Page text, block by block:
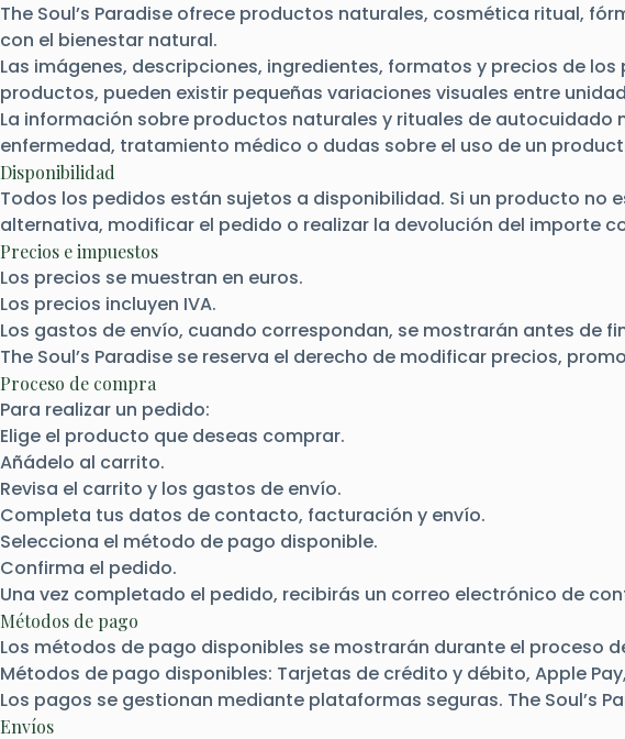
The Soul’s Paradise ofrece productos naturales, cosmética ritual,
con el bienestar natural.
Las imágenes, descripciones, ingredientes, formatos y precios de
productos, pueden existir pequeñas variaciones visuales entre
La información sobre productos naturales y rituales de
enfermedad, tratamiento médico o dudas sobre el uso de un
Disponibilidad
Todos los pedidos están sujetos a disponibilidad. Si un producto
alternativa, modificar el pedido o realizar la devolución del importe
Precios e impuestos
Los precios se muestran en euros.
Los precios incluyen IVA.
Los gastos de envío, cuando correspondan, se mostrarán antes de
The Soul’s Paradise se reserva el derecho de modificar precios,
Proceso de compra
Para realizar un pedido:
Elige el producto que deseas comprar.
Añádelo al carrito.
Revisa el carrito y los gastos de envío.
Completa tus datos de contacto, facturación y envío.
Selecciona el método de pago disponible.
Confirma el pedido.
Una vez completado el pedido, recibirás un correo electrónico de
Métodos de pago
Los métodos de pago disponibles se mostrarán durante el proceso
Métodos de pago disponibles: Tarjetas de crédito y débito, Apple
Los pagos se gestionan mediante plataformas seguras. The Soul’s
Envíos